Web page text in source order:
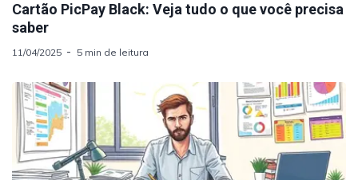
Cartão PicPay Black: Veja tudo o que você precisa
saber
11/04/2025 5 min de leitura